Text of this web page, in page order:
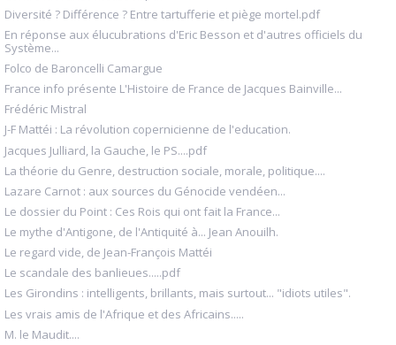
Diversité ? Différence ? Entre tartufferie et piège mortel.pdf
En réponse aux élucubrations d'Eric Besson et d'autres officiels du
Système...
Folco de Baroncelli Camargue
France info présente L'Histoire de France de Jacques Bainville...
Frédéric Mistral
J-F Mattéi : La révolution copernicienne de l'education.
Jacques Julliard, la Gauche, le PS....pdf
La théorie du Genre, destruction sociale, morale, politique....
Lazare Carnot : aux sources du Génocide vendéen...
Le dossier du Point : Ces Rois qui ont fait la France...
Le mythe d'Antigone, de l'Antiquité à... Jean Anouilh.
Le regard vide, de Jean-François Mattéi
Le scandale des banlieues.....pdf
Les Girondins : intelligents, brillants, mais surtout... "idiots utiles".
Les vrais amis de l'Afrique et des Africains.....
M. le Maudit....